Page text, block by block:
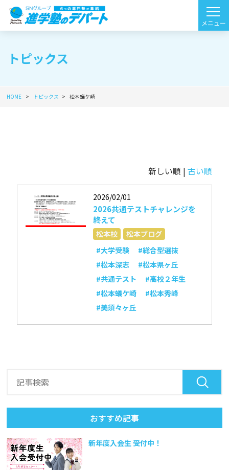
トピックス
HOME トピックス 松本蟻ケ崎
新しい順 | 古い順
2026/02/01
2026共通テストチャレンジを
終えて
松本校
松本ブログ
#大学受験
#総合型選抜
#松本深志
#松本県ヶ丘
#共通テスト
#高校２年生
#松本蟻ケ崎
#松本秀峰
#美須々ヶ丘
おすすめ記事
新年度入会生 受付中！